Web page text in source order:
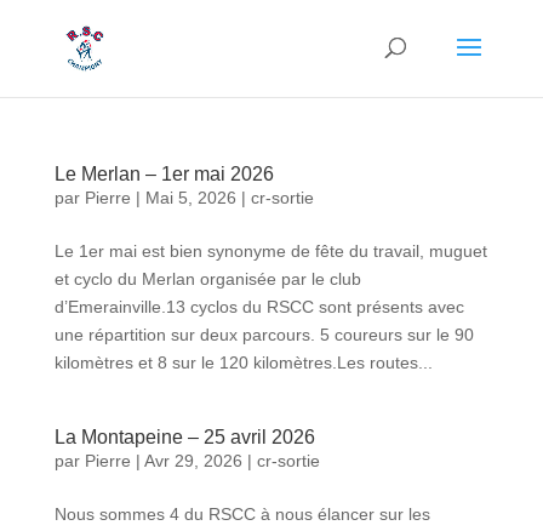
Le Merlan – 1er mai 2026
par Pierre | Mai 5, 2026 | cr-sortie
Le 1er mai est bien synonyme de fête du travail, muguet
et cyclo du Merlan organisée par le club
d’Emerainville.13 cyclos du RSCC sont présents avec
une répartition sur deux parcours. 5 coureurs sur le 90
kilomètres et 8 sur le 120 kilomètres.Les routes...
La Montapeine – 25 avril 2026
par Pierre | Avr 29, 2026 | cr-sortie
Nous sommes 4 du RSCC à nous élancer sur les